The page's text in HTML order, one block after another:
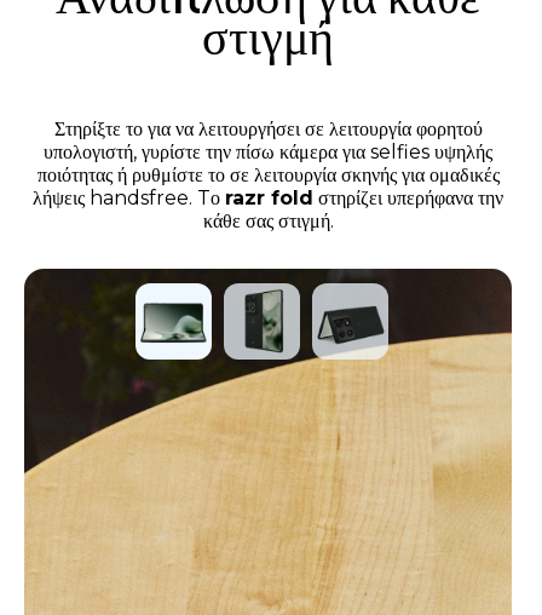
στιγμή
Στηρίξτε το για να λειτουργήσει σε λειτουργία φορητού
υπολογιστή, γυρίστε την πίσω κάμερα για selfies υψηλής
ποιότητας ή ρυθμίστε το σε λειτουργία σκηνής για ομαδικές
λήψεις handsfree. Tο razr fold στηρίζει υπερήφανα την
κάθε σας στιγμή.